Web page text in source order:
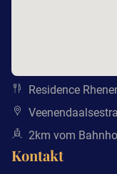
Residence
2km vom
Kontakt